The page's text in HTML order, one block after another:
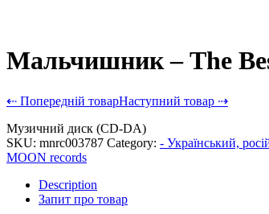
Мальчишник – The
⇠ Попередній товарНаступний товар ⇢
Музичний диск (CD-DA)
SKU: mnrc003787 Category: - Український,
MOON records
Description
Запит про товар